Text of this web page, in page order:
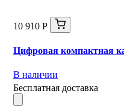
10 910 Р
Цифровая компактная
В наличии
Бесплатная доставка